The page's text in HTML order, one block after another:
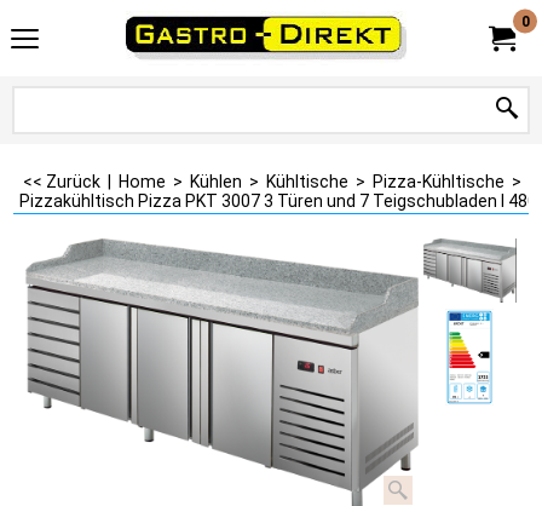
0
<< Zurück Home > Kühlen > Kühltische > Pizza-Kühltische >
Pizzakühltisch Pizza PKT 3007 3 Türen und 7 Teigschubladen I